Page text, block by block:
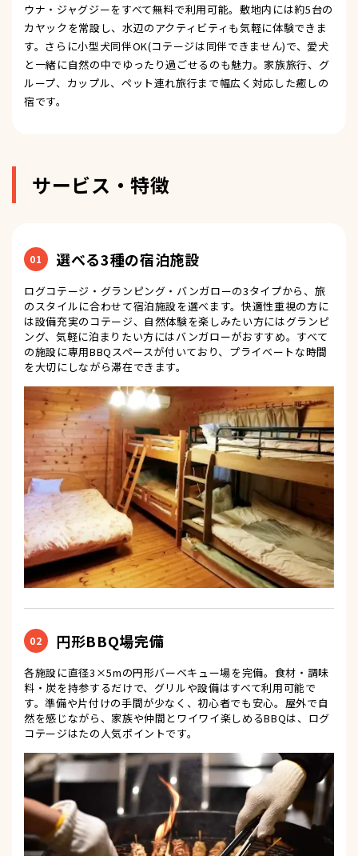
ウナ・ジャグジーをすべて無料で利用可能。敷地内には約5台の
カヤックを常設し、水辺のアクティビティも気軽に体験できま
す。さらに小型犬同伴OK(コテージは同伴できません)で、愛犬
と一緒に自然の中でゆったり過ごせるのも魅力。家族旅行、グ
ループ、カップル、ペット連れ旅行まで幅広く対応した癒しの
宿です。
サービス・特徴
01 選べる3種の宿泊施設
ログコテージ・グランピング・バンガローの3タイプから、旅
のスタイルに合わせて宿泊施設を選べます。快適性重視の方に
は設備充実のコテージ、自然体験を楽しみたい方にはグランピ
ング、気軽に泊まりたい方にはバンガローがおすすめ。すべて
の施設に専用BBQスペースが付いており、プライベートな時間
を大切にしながら滞在できます。
02 円形BBQ場完備
各施設に直径3×5mの円形バーベキュー場を完備。食材・調味
料・炭を持参するだけで、グリルや設備はすべて利用可能で
す。準備や片付けの手間が少なく、初心者でも安心。屋外で自
然を感じながら、家族や仲間とワイワイ楽しめるBBQは、ログ
コテージはたの人気ポイントです。